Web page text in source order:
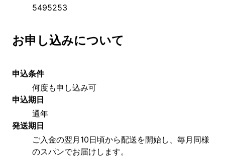
5495253
お申し込みについて
申込条件
何度も申し込み可
申込期日
通年
発送期日
ご入金の翌月10日頃から配送を開始し、毎月同様
のスパンでお届けします。